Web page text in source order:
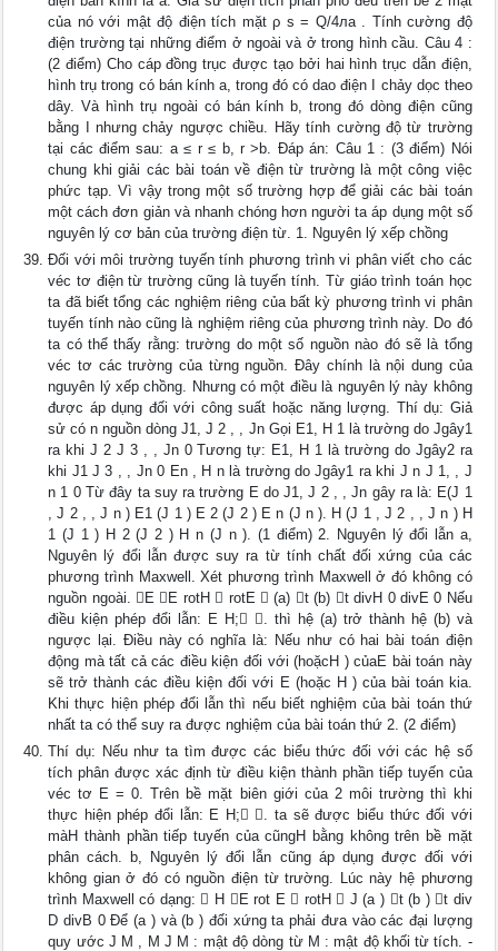
của nó với mật độ điện tích mặt ρ s = Q/4лa . Tính cường độ
điện trường tại những điểm ở ngoài và ở trong hình cầu. Câu 4 :
(2 điểm) Cho cáp đồng trục được tạo bởi hai hình trục dẫn điện,
hình trụ trong có bán kính a, trong đó có dao điện I chảy dọc theo
dây. Và hình trụ ngoài có bán kính b, trong đó dòng điện cũng
bằng I nhưng chảy ngược chiều. Hãy tính cường độ từ trường
tại các điểm sau: a ≤ r ≤ b, r >b. Đáp án: Câu 1 : (3 điểm) Nói
chung khi giải các bài toán về điện từ trường là một công việc
phức tạp. Vì vậy trong một số trường hợp để giải các bài toán
một cách đơn giản và nhanh chóng hơn người ta áp dụng một số
nguyên lý cơ bản của trường điện từ. 1. Nguyên lý xếp chồng
Đối với môi trường tuyến tính phương trình vi phân viết cho các
véc tơ điện từ trường cũng là tuyến tính. Từ giáo trình toán học
ta đã biết tổng các nghiệm riêng của bất kỳ phương trình vi phân
tuyến tính nào cũng là nghiệm riêng của phương trình này. Do đó
ta có thể thấy rằng: trường do một số nguồn nào đó sẽ là tổng
véc tơ các trường của từng nguồn. Đây chính là nội dung của
nguyên lý xếp chồng. Nhưng có một điều là nguyên lý này không
được áp dụng đối với công suất hoặc năng lượng. Thí dụ: Giả
sử có n nguồn dòng J1, J 2 , , Jn Gọi E1, H 1 là trường do Jgây1
ra khi J 2 J 3 , , Jn 0 Tương tự: E1, H 1 là trường do Jgây2 ra
khi J1 J 3 , , Jn 0 En , H n là trường do Jgây1 ra khi J n J 1, , J
n 1 0 Từ đây ta suy ra trường E do J1, J 2 , , Jn gây ra là: E(J 1
, J 2 , , J n ) E1 (J 1 ) E 2 (J 2 ) E n (J n ). H (J 1 , J 2 , , J n ) H
1 (J 1 ) H 2 (J 2 ) H n (J n ). (1 điểm) 2. Nguyên lý đổi lẫn a,
Nguyên lý đổi lẫn được suy ra từ tính chất đối xứng của các
phương trình Maxwell. Xét phương trình Maxwell ở đó không có
nguồn ngoài. E E rotH  rotE  (a) t (b) t divH 0 divE 0 Nếu
điều kiện phép đổi lẫn: E H; . thì hệ (a) trở thành hệ (b) và
ngược lại. Điều này có nghĩa là: Nếu như có hai bài toán điện
động mà tất cả các điều kiện đối với (hoặcH ) củaE bài toán này
sẽ trở thành các điều kiện đối với E (hoặc H ) của bài toán kia.
Khi thực hiện phép đổi lẫn thì nếu biết nghiệm của bài toán thứ
nhất ta có thể suy ra được nghiệm của bài toán thứ 2. (2 điểm)
Thí dụ: Nếu như ta tìm được các biểu thức đối với các hệ số
tích phân được xác định từ điều kiện thành phần tiếp tuyến của
véc tơ E = 0. Trên bề mặt biên giới của 2 môi trường thì khi
thực hiện phép đổi lẫn: E H; . ta sẽ được biểu thức đối với
màH thành phần tiếp tuyến của cũngH bằng không trên bề mặt
phân cách. b, Nguyên lý đổi lẫn cũng áp dụng được đối với
không gian ở đó có nguồn điện từ trường. Lúc này hệ phương
trình Maxwell có dạng:  H E rot E  rotH  J (a ) t (b ) t div
D divB 0 Để (a ) và (b ) đối xứng ta phải đưa vào các đại lượng
quy ước J M , M J M : mật độ dòng từ M : mật độ khối từ tích. -